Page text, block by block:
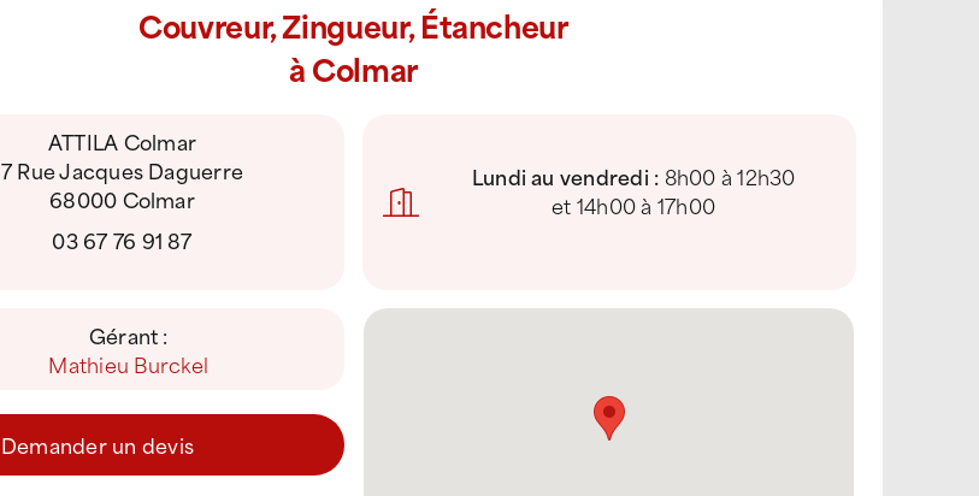
Couvreur, Zingueur, Étancheur
à Colmar
ATTILA Colmar
7 Rue Jacques Daguerre
68000 Colmar
03 67 76 91 87
Lundi au vendredi : 8h00 à 12h30
et 14h00 à 17h00
Gérant :
Mathieu Burckel
Demander un devis